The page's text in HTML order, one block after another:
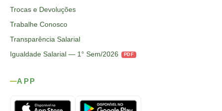
Trocas e Devoluções
Trabalhe Conosco
Transparência Salarial
Igualdade Salarial — 1° Sem/2026
PDF
APP